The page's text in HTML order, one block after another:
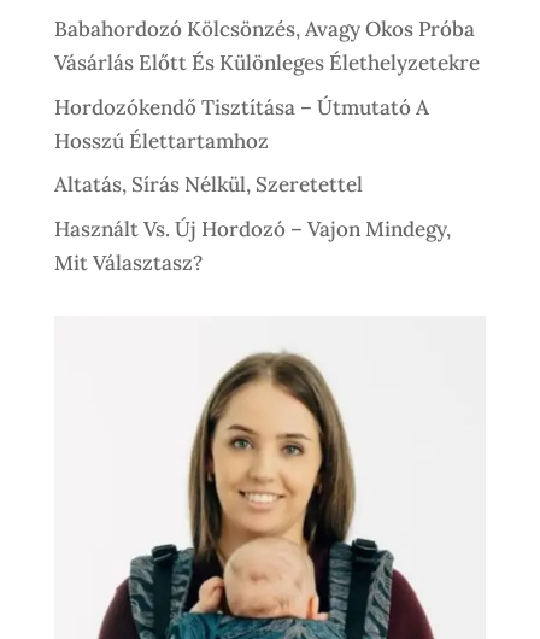
Babahordozó Kölcsönzés, Avagy Okos Próba
Vásárlás Előtt És Különleges Élethelyzetekre
Hordozókendő Tisztítása – Útmutató A
Hosszú Élettartamhoz
Altatás, Sírás Nélkül, Szeretettel
Használt Vs. Új Hordozó – Vajon Mindegy,
Mit Választasz?